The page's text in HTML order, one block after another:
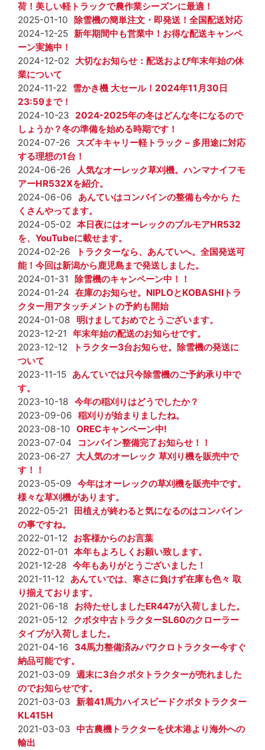
荷！美しい軽トラックで農作業シーズンに最適！
2025-01-10 除雪機の簡単注文・即発送！全国配送対応
2024-12-25 新年期間中も営業中！お得な配送キャンペ
ーン実施中！
2024-12-02 大切なお知らせ：配送および年末年始の休
業について
2024-11-22 雪かき機 大セール！2024年11月30日
23:59まで！
2024-10-23
2024-2025年の冬はどんな冬になるので
しょうか？冬の準備を始める時期です！
2024-07-26
スズキキャリー軽トラック – 多用途に対応
する理想の1台！
2024-06-26
人気なオーレック草刈機。ハンマナイフモ
アーHR532Xを紹介。
2024-06-06 あんていはコンバインの整備も今から た
くさんやってます。
2024-05-02 本日夜にはオーレックのブルモアHR532
を、YouTubeに載せます。
2024-02-26
トラクターなら、あんていへ。全国発送可
能！今回は新潟から鹿児島まで発送しました。
2024-01-31
除雪機のキャンペーン中！！
2024-01-24 在庫のお知らせ。NIPLOとKOBASHIトラ
クター用アタッチメントの予約も開始
2024-01-08
明けましておめでとうございます。
2023-12-21
年末年始の配送のお知らせです。
2023-12-12
トラクター3台お知らせ。除雪機の発送に
ついて
2023-11-15 あんていでは只今除雪機のご予約承り中で
す。
2023-10-18 今年の稲刈りはどうでしたか？
2023-09-06 稲刈りが始まりましたね。
2023-08-10 ORECキャンペーン中!
2023-07-04
コンバイン整備完了お知らせ！！
2023-06-27
大人気のオーレック 草刈り機を販売中で
す！！
2023-05-09 今年はオーレックの草刈機を販売中です。
様々な草刈機があります。
2022-05-21
田植えが終わると気になるのはコンバイン
の事ですね。
2022-01-12 お客様からのお言葉
2022-01-01
本年もよろしくお願い致します。
2021-12-28 今年もありがとうございました！
2021-11-12 あんていでは、寒さに負けず在庫も色々 取
り揃えております。
2021-06-18
お待たせしましたER447が入荷しました。
2021-05-12 クボタ中古トラクターSL60のクローラー
タイプが入荷しました。
2021-04-16
34馬力整備済みパワクロトラクター今すぐ
納品可能です。
2021-03-09 週末に3台クボタトラクターが売れました
のでお知らせです。
2021-03-03 新着41馬力ハイスピードクボタトラクター
KL415H
2021-03-03 中古農機トラクターを伏木港より海外への
輸出